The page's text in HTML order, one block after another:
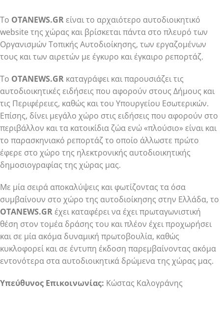
Το OTANEWS.GRείναι το αρχαιότερο αυτοδιοικητικό
website της χώρας και βρίσκεται πάντα στο πλευρό των
Οργανισμών Τοπικής Αυτοδιοίκησης, των εργαζομένων
τους και των αιρετών με έγκυρο και έγκαιρο ρεπορτάζ.
Το OTANEWS.GR καταγράφει και παρουσιάζει τις
αυτοδιοικητικές ειδήσεις που αφορούν στους Δήμους και
τις Περιφέρειες, καθώς και του Υπουργείου Εσωτερικών.
Επίσης, δίνει μεγάλο χώρο στις ειδήσεις που αφορούν στο
περιβάλλον και τα κατοικίδια ζώα ενώ «πλούσιο» είναι και
το παρασκηνιακό ρεπορτάζ το οποίο άλλωστε πρώτο
έφερε στο χώρο της ηλεκτρονικής αυτοδιοικητικής
δημοσιογραφίας της χώρας μας.
Με μία σειρά αποκαλύψεις και φωτίζοντας τα όσα
συμβαίνουν στο χώρο της αυτοδιοίκησης στην Ελλάδα, το
OTANEWS.GRέχει καταφέρει να έχει πρωταγωνιστική
θέση στον τομέα δράσης του και πλέον έχει προχωρήσει
και σε μία ακόμα δυναμική πρωτοβουλία, καθώς
κυκλοφορεί και σε έντυπη έκδοση παρεμβαίνοντας ακόμα
εντονότερα στα αυτοδιοικητικά δρώμενα της χώρας μας.
Yπεύθυνος Επικοινωνίας: Κώστας Καλογράνης